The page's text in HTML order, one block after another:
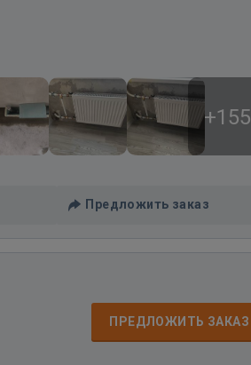
+155
Предложить заказ
ПРЕДЛОЖИТЬ ЗАКАЗ